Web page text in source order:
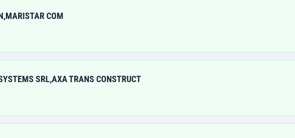
COM
SRL,AXA TRANS CONSTRUCT